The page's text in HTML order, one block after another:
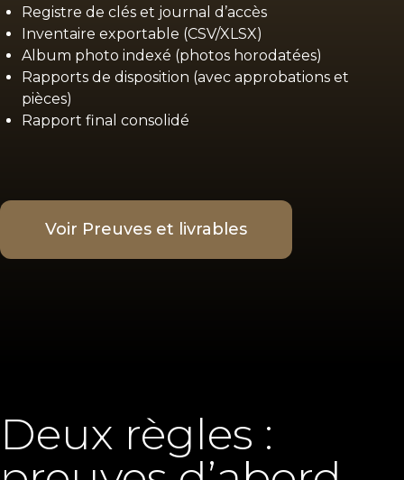
Registre de clés et journal d’accès
Inventaire exportable (CSV/XLSX)
Album photo indexé (photos horodatées)
Rapports de disposition (avec approbations et
pièces)
Rapport final consolidé
Voir Preuves et livrables
Deux règles :